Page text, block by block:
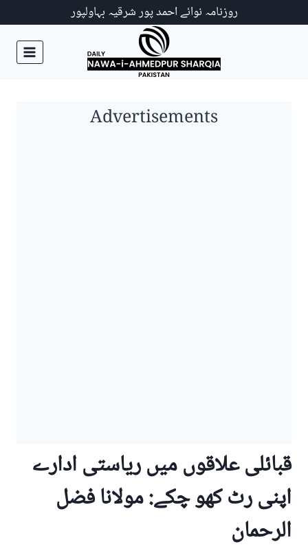
روزنامہ نوائے احمد پور شرقیہ بہاولپور
Advertisements
قبائلی علاقوں میں ریاستی ادارے
اپنی رٹ کھو چکے: مولانا فضل
الرحمان